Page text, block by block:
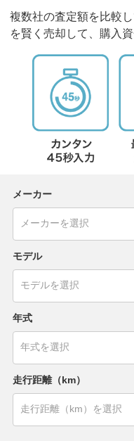
複数社の査定額を比較
を賢く売却して、購入
メーカー
モデル
年式
走行距離（km）